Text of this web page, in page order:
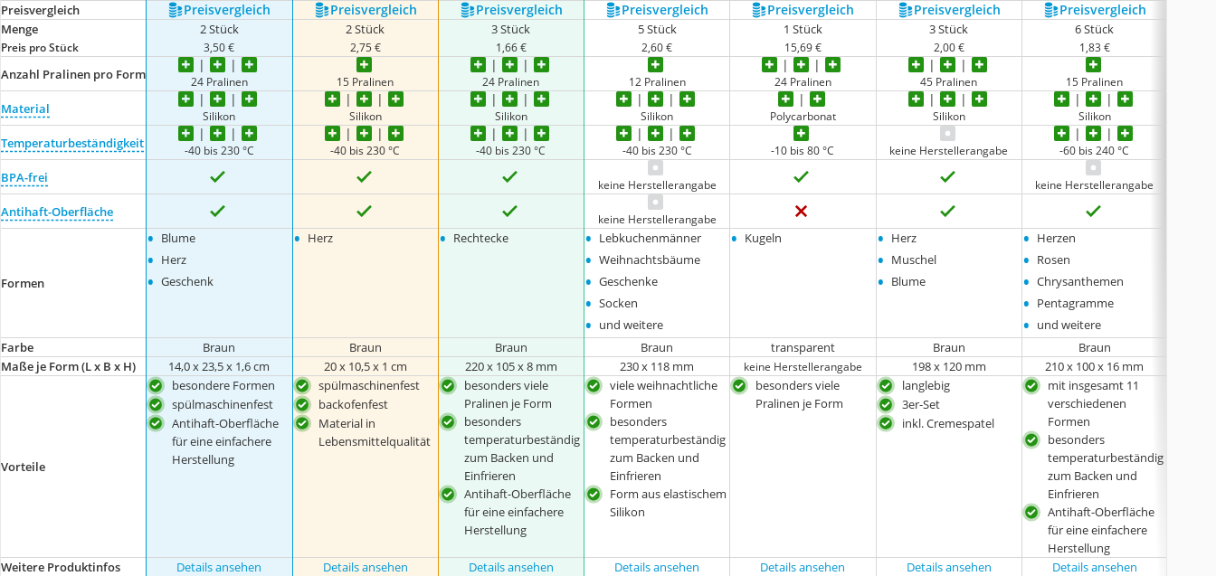
Preis­vergleich
Preis­vergleich Preis­vergleich Preis­vergleich Preis­vergleich Preis­vergleich Preis­vergleich Preis­vergleich
Menge
Preis pro Stück
2 Stück
3,50 €
2 Stück
2,75 €
3 Stück
1,66 €
5 Stück
2,60 €
1 Stück
15,69 €
3 Stück
2,00 €
6 Stück
1,83 €
Anzahl Pralinen pro Form 24 Pralinen 15 Pralinen 24 Pralinen 12 Pralinen 24 Pralinen 45 Pralinen 15 Pralinen
Material Silikon Silikon Silikon Silikon Polycarbonat Silikon Silikon
Temperaturbeständigkeit -40 bis 230 °C -40 bis 230 °C -40 bis 230 °C -40 bis 230 °C -10 bis 80 °C keine Herstellerangabe -60 bis 240 °C
BPA-frei keine Herstellerangabe keine Herstellerangabe
Antihaft-Oberfläche keine Herstellerangabe
Formen
• Blume
• Herz
• Geschenk
• Herz • Rechtecke • Lebkuchenmänner
• Weihnachtsbäume
• Geschenke
• Socken
• und weitere
• Kugeln • Herz
• Muschel
• Blume
• Herzen
• Rosen
• Chrysanthemen
• Pentagramme
• und weitere
Farbe
Braun Braun Braun Braun transparent Braun
Braun
Maße je Form (L x B x H)
14,0 x 23,5 x 1,6 cm 20 x 10,5 x 1 cm 220 x 105 x 8 mm 230 x 118 mm keine Herstellerangabe 198 x 120 mm 210 x 100 x 16 mm
Vorteile
besondere Formen
spülmaschinenfest
Antihaft-Oberfläche
für eine einfachere
Herstellung
spülmaschinenfest
backofenfest
Material in
Lebensmittelqualität
besonders viele
Pralinen je Form
besonders
temperaturbeständig
zum Backen und
Einfrieren
Antihaft-Oberfläche
für eine einfachere
Herstellung
viele weihnachtliche
Formen
besonders
temperaturbeständig
zum Backen und
Einfrieren
Form aus elastischem
Silikon
besonders viele
Pralinen je Form
langlebig
3er-Set
inkl. Cremespatel
mit insgesamt 11
verschiedenen
Formen
besonders
temperaturbeständig
zum Backen und
Einfrieren
Antihaft-Oberfläche
für eine einfachere
Herstellung
Weitere Produktinfos
Details ansehen Details ansehen Details ansehen Details ansehen Details ansehen Details ansehen Details ansehen